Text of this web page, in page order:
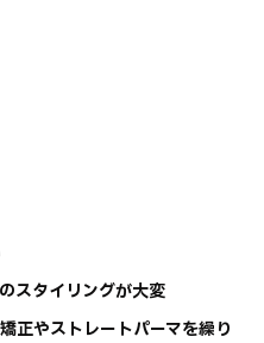
スタイリングが大変
正やストレートパーマを繰り